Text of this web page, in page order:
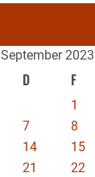
September 2023
D F
1
7 8
14 15
21 22